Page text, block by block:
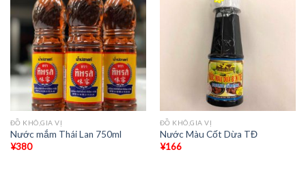
ĐỒ KHÔ,GIA VỊ
Nước mắm Thái Lan 750ml
¥380
ĐỒ KHÔ,GIA VỊ
Nước Màu Cốt Dừa TĐ
¥166